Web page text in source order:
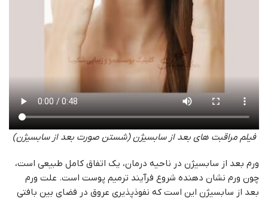
فیلم مراقبت های بعد از سابسیژن (شستن صورت بعد از سابسیژن)
ورم بعد از سابسیژن در ناحیه درمان، یک اتفاق کامل طبیعی است،
چون ورم نشان دهنده شروع فرآیند ترمیم پوست است. علت ورم
بعد از سابسیژن این است که نفوذپذیری عروق در فضای بین بافتی